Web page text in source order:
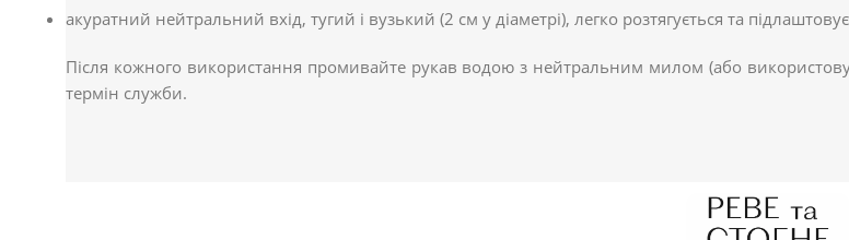
акуратний нейтральний вхід, тугий і вузький (2 см у діаметрі), легко розтягується та
Після кожного використання промивайте рукав водою з нейтральним милом (або
термін служби.